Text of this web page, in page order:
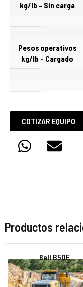
kg/lb – Sin carga
Pesos operativos
kg/lb – Cargado
COTIZAR EQUIPO
Productos
Bell B50E